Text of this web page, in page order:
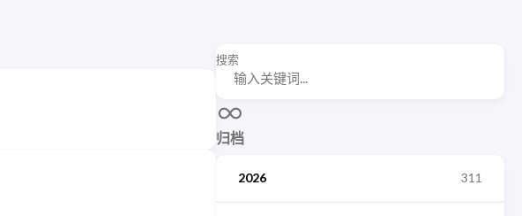
搜索
归档
2026 311